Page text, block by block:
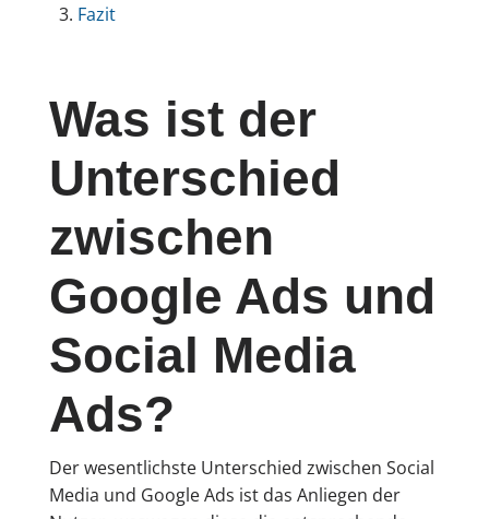
Fazit
Was ist der
Unterschied
zwischen
Google Ads und
Social Media
Ads?
Der wesentlichste Unterschied zwischen Social
Media und Google Ads ist das Anliegen der